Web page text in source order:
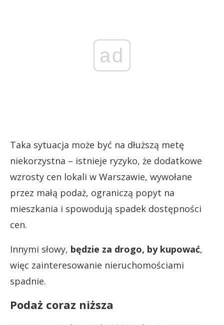
ad
Taka sytuacja może być na dłuższą metę
niekorzystna – istnieje ryzyko, że dodatkowe
wzrosty cen lokali w Warszawie, wywołane
przez małą podaż, ograniczą popyt na
mieszkania i spowodują spadek dostępności
cen.
Innymi słowy, będzie za drogo, by kupować,
więc zainteresowanie nieruchomościami
spadnie.
Podaż coraz niższa